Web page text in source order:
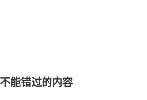
不能错过的内容